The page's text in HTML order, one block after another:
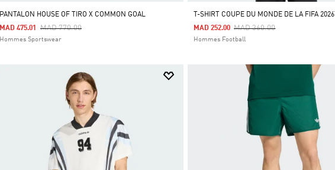
PANTALON HOUSE OF TIRO X COMMON GOAL
Price Reduced From
MAD 770.00To
MAD 475.01
Hommes Sportswear
T-SHIRT COUPE DU MONDE DE LA FIFA
Price Reduced From
MAD 360.00To
MAD 252.00
Hommes Football